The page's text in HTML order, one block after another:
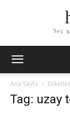
Saç
Ana Sayfa Etiketler
Tag: uzay